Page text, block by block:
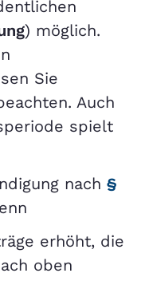
) möglich.
Sie
Auch
spielt
nach §
erhöht, die
oben